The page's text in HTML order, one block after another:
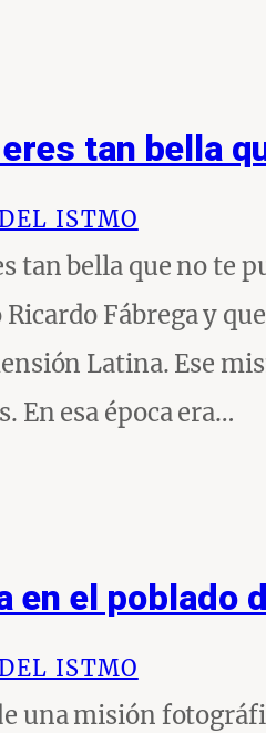
tan bella
ISTMO
tan bella que no te
Fábrega y
Latina. Ese
En esa época era…
en el poblado
ISTMO
una misión